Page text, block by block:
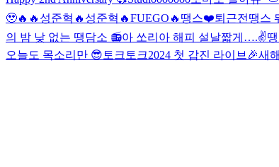
🥹🔥🔥 성준혁🔥 성준혁🔥FUEGO🔥 땡스❤️퇴근전 땡스
의 밤 낮 없는 땡담소 📻아 쏘리 아 해피 설날짧게….✌️
오늘도 목소리만 😎 토크토크2024 첫 갑진 라이브🎉새